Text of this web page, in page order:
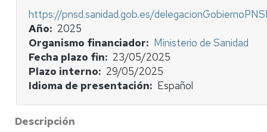
https://pnsd.sanidad.gob.es/
Año
2025
Organismo financiador
Ministerio de Sanidad
Fecha plazo fin
23/05/2025
Plazo interno
29/05/2025
Idioma de presentación
Español
Descripción